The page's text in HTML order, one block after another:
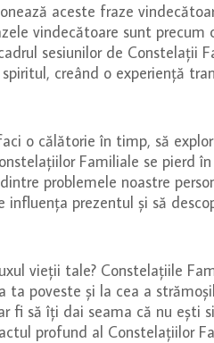
aceste fraze
vindecătoare sunt
sesiunilor de Constelații
creând o experiență
o călătorie în timp, să
Familiale se
problemele noastre
prezentul și să
vieții tale? Constelațiile
poveste și la cea a
fi să îți dai seama că nu ești
profund al Constelațiilor